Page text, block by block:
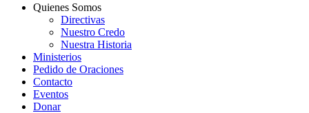
Menu
Quienes Somos
Directivas
Nuestro Credo
Nuestra Historia
Ministerios
Pedido de Oraciones
Contacto
Eventos
Donar